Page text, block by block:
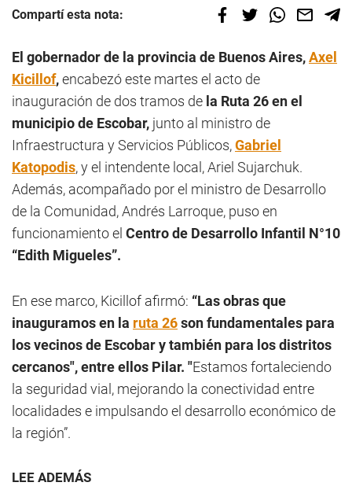
Compartí esta nota:
El gobernador de la provincia de Buenos Aires,Axel
Kicillof,encabezó este martes el acto de
inauguración de dos tramos de la Ruta 26 en el
municipio de Escobar, junto al ministro de
Infraestructura y Servicios Públicos,Gabriel
Katopodis, y el intendente local, Ariel Sujarchuk.
Además, acompañado por el ministro de Desarrollo
de la Comunidad, Andrés Larroque, puso en
funcionamiento el Centro de Desarrollo Infantil N°10
“Edith Migueles”.
En ese marco, Kicillof afirmó: “Las obras que
inauguramos en la ruta 26son fundamentales para
los vecinos de Escobar y también para los distritos
cercanos", entre ellos Pilar. "Estamos fortaleciendo
la seguridad vial, mejorando la conectividad entre
localidades e impulsando el desarrollo económico de
la región”.
LEE ADEMÁS